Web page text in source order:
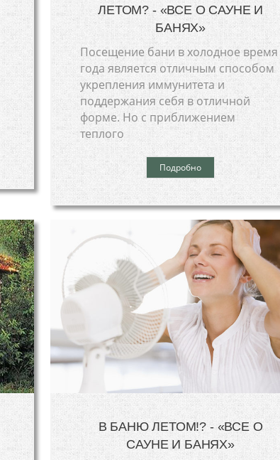
ЛЕТОМ? - «ВСЕ О САУНЕ И
БАНЯХ»
Посещение бани в холодное время
года является отличным способом
укрепления иммунитета и
поддержания себя в отличной
форме. Но с приближением
теплого
Подробно
В БАНЮ ЛЕТОМ!? - «ВСЕ О
САУНЕ И БАНЯХ»